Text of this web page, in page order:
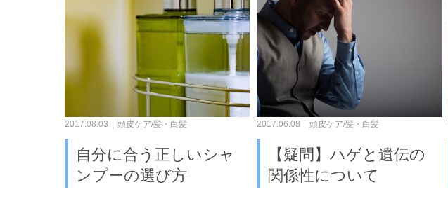
2017.08.03 頭皮ケア/髪・白髪
自分に合う正しいシャ
ンプーの選び方
2017.06.08 頭皮ケア/髪・白髪
【疑問】ハゲと遺伝の
関係性について